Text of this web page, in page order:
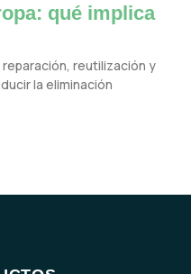
qué implica
reutilización y
la eliminación